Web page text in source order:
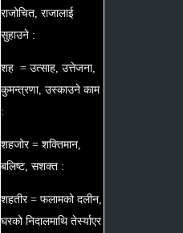
राजोचित, राजालाई
सुहाउने :
शह = उत्साह, उत्तेजना,
कुमन्त्रणा, उस्काउने काम
:
शहजोर = शक्तिमान,
बलिष्ट, सशक्त :
शहतीर = फलामको दलीन,
घरको निदालमाथि तेर्स्याएर